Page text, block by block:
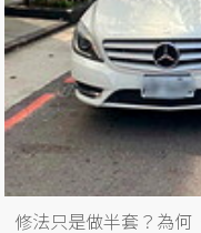
修法只是做半套？為